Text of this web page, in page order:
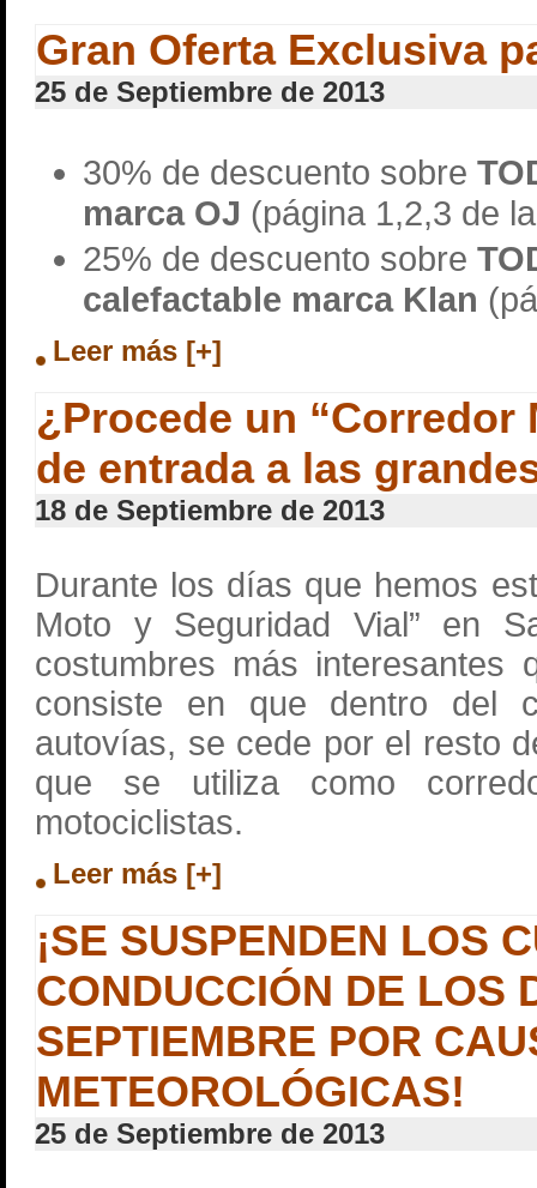
Gran Oferta Exclusiva
25 de Septiembre de 2013
30% de descuento sobre
marca OJ (página 1,2,3 de
25% de descuento sobre
calefactable marca Klan
Leer más [+]
¿Procede un “Corredor
de entrada a las
18 de Septiembre de 2013
Durante los días que hemos
Moto y Seguridad Vial” en
costumbres más interesantes
consiste en que dentro del
autovías, se cede por el resto
que se utiliza como
motociclistas.
Leer más [+]
¡SE SUSPENDEN LOS
CONDUCCIÓN DE LOS
SEPTIEMBRE POR
METEOROLÓGICAS!
25 de Septiembre de 2013